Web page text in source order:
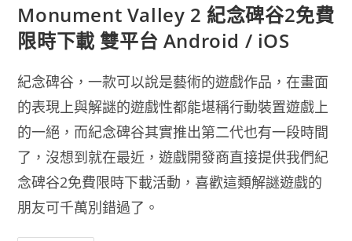
Monument Valley 2 紀念碑谷2免費
限時下載 雙平台 Android / iOS
紀念碑谷，一款可以說是藝術的遊戲作品，在畫面
的表現上與解謎的遊戲性都能堪稱行動裝置遊戲上
的一絕，而紀念碑谷其實推出第二代也有一段時間
了，沒想到就在最近，遊戲開發商直接提供我們紀
念碑谷2免費限時下載活動，喜歡這類解謎遊戲的
朋友可千萬別錯過了。